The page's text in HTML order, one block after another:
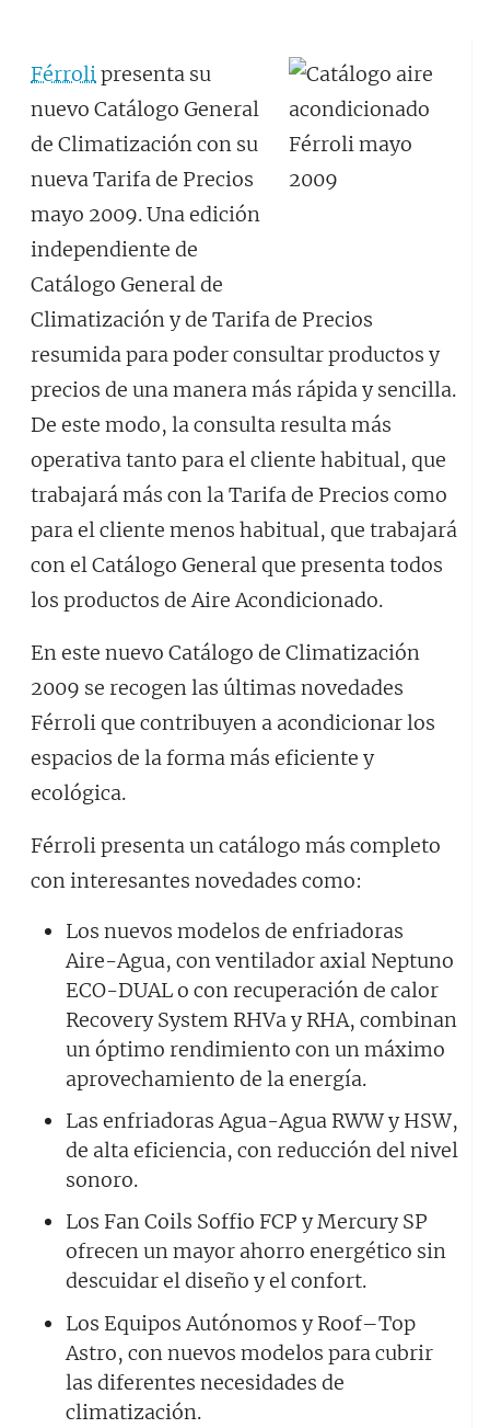
Férrolipresenta su
nuevo Catálogo General
de Climatización con su
nueva Tarifa de Precios
mayo 2009. Una edición
independiente de
Catálogo General de
Climatización y de Tarifa de Precios
resumida para poder consultar productos y
precios de una manera más rápida y sencilla.
De este modo, la consulta resulta más
operativa tanto para el cliente habitual, que
trabajará más con la Tarifa de Precios como
para el cliente menos habitual, que trabajará
con el Catálogo General que presenta todos
los productos de Aire Acondicionado.
En este nuevo Catálogo de Climatización
2009 se recogen las últimas novedades
Férroli que contribuyen a acondicionar los
espacios de la forma más eficiente y
ecológica.
Férroli presenta un catálogo más completo
con interesantes novedades como:
Los nuevos modelos de enfriadoras
Aire-Agua, con ventilador axial Neptuno
ECO-DUAL o con recuperación de calor
Recovery System RHVa y RHA, combinan
un óptimo rendimiento con un máximo
aprovechamiento de la energía.
Las enfriadoras Agua-Agua RWW y HSW,
de alta eficiencia, con reducción del nivel
sonoro.
Los Fan Coils Soffio FCP y Mercury SP
ofrecen un mayor ahorro energético sin
descuidar el diseño y el confort.
Los Equipos Autónomos y Roof–Top
Astro, con nuevos modelos para cubrir
las diferentes necesidades de
climatización.